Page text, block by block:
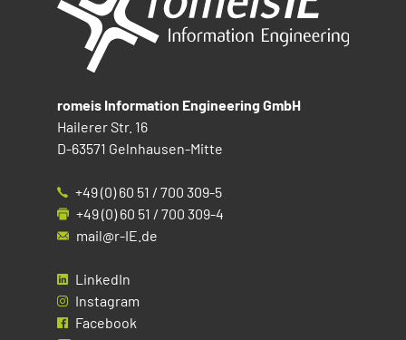
romeis Information Engineering GmbH
Hailerer Str. 16
D-63571 Gelnhausen-Mitte
+49 (0) 60 51 / 700 309-5
+49 (0) 60 51 / 700 309-4
mail@r-IE.de
LinkedIn
Instagram
Facebook